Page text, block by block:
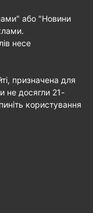
або "Новини
несе
призначена для
не досягли 21-
користування